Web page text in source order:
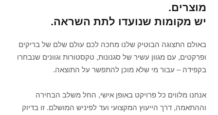
מוצרים.
יש מקומות שנועדו לתת השראה.
באולם התצוגה הבוטיק שלנו מחכה לכם עולם שלם של בריקים
ופרקטים, עם מגוון עשיר של סגנונות, טקסטורות וגוונים שנבחרו
בקפידה – עבור מי שלא מוכן להתפשר על התוצאה.
אנחנו מלווים כל פרויקט באופן אישי, החל משלב הבחירה
וההתאמה, דרך הייעוץ המקצועי ועד לפיניש המושלם. זו בדיוק